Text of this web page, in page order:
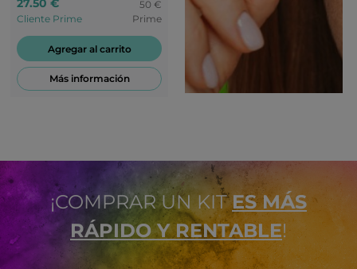
mereces un aplauso!
27.50 €
Cliente Prime
50 €
Prime
Agregar al carrito
Más información
¡COMPRAR UN KITES MÁS
RÁPIDO Y RENTABLE!